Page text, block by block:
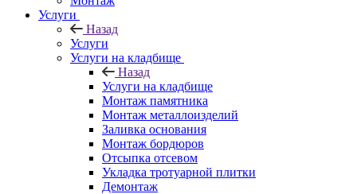
Услуги
Назад
Услуги
Услуги на кладбище
Назад
Услуги на кладбище
Монтаж памятника
Монтаж металлоизделий
Заливка основания
Монтаж бордюров
Отсыпка отсевом
Укладка тротуарной плитки
Демонтаж